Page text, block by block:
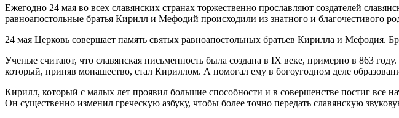
Ежегодно 24 мая во всех славянских странах торжественно прославляют создателей
равноапостольные братья Кирилл и Мефодий происходили из знатного и благочестивого
24 мая Церковь совершает память святых равноапостольных братьев Кирилла и Мефодия.
Ученые считают, что славянская письменность была создана в IX веке, примерно в 863
который, приняв монашество, стал Кириллом. А помогал ему в богоугодном деле
Кирилл, который с малых лет проявил большие способности и в совершенстве постиг все
Он существенно изменил греческую азбуку, чтобы более точно передать славянскую